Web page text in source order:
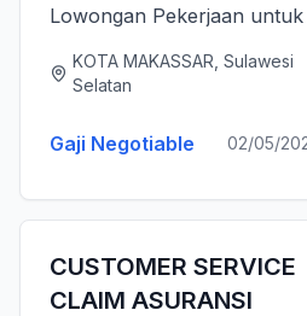
Lowongan Pekerjaan
jawab memberikan layanan
KOTA MAKASSAR, Sulawesi
Selatan
Gaji Negotiable 02/05/
CUSTOMER SERVICE
CLAIM ASURANSI